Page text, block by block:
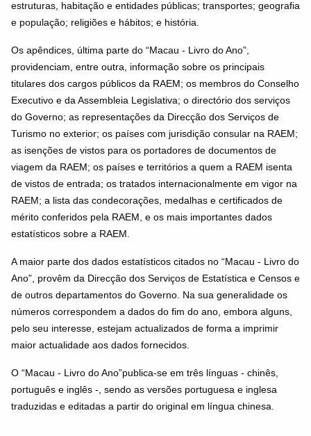
estruturas, habitação e entidades públicas; transportes; geografia
e população; religiões e hábitos; e história.
Os apêndices, última parte do “Macau - Livro do Ano”,
providenciam, entre outra, informação sobre os principais
titulares dos cargos públicos da RAEM; os membros do Conselho
Executivo e da Assembleia Legislativa; o directório dos serviços
do Governo; as representações da Direcção dos Serviços de
Turismo no exterior; os países com jurisdição consular na RAEM;
as isenções de vistos para os portadores de documentos de
viagem da RAEM; os países e territórios a quem a RAEM isenta
de vistos de entrada; os tratados internacionalmente em vigor na
RAEM; a lista das condecorações, medalhas e certificados de
mérito conferidos pela RAEM, e os mais importantes dados
estatísticos sobre a RAEM.
A maior parte dos dados estatísticos citados no “Macau - Livro do
Ano”, provêm da Direcção dos Serviços de Estatística e Censos e
de outros departamentos do Governo. Na sua generalidade os
números correspondem a dados do fim do ano, embora alguns,
pelo seu interesse, estejam actualizados de forma a imprimir
maior actualidade aos dados fornecidos.
O “Macau - Livro do Ano”publica-se em três línguas - chinês,
português e inglês -, sendo as versões portuguesa e inglesa
traduzidas e editadas a partir do original em língua chinesa.